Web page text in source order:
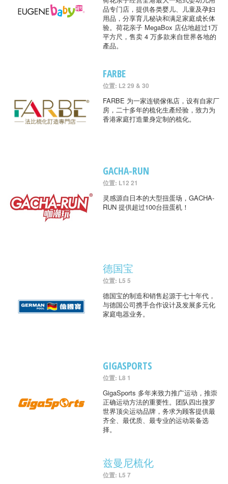
品专门店，提供各类婴儿、儿童及孕妇
用品，分享育儿秘诀和满足家庭成长体
验。荷花亲子 MegaBox 店佔地超过1万
平方尺，售卖 4 万多款来自世界各地的
產品。
FARBE
位置: L2 29 & 30
FARBE 为一家连锁傢俬店，设有自家厂
房，二十多年的梳化生產经验，致力为
香港家庭打造量身定制的梳化。
GACHA-RUN
位置: L12 21
灵感源自日本的大型扭蛋场，GACHA-
RUN 提供超过100台扭蛋机！
德国宝
位置: L5 5
德国宝的制造和销售起源于七十年代，
与德国公司携手合作设计及发展多元化
家庭电器业务。
GIGASPORTS
位置: L8 1
GigaSports 多年来致力推广运动，推崇
正确运动方法的重要性。团队四出搜罗
世界顶尖运动品牌，务求为顾客提供最
齐全、最优质、最专业的运动装备选
择。
兹曼尼梳化
位置: L5 7